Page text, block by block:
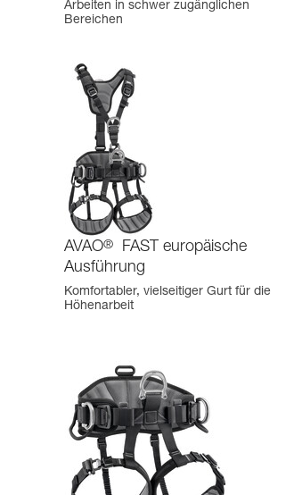
Arbeiten in schwer zugänglichen
Bereichen
AVAO®
FAST europäische
Ausführung
Komfortabler, vielseitiger Gurt für die
Höhenarbeit